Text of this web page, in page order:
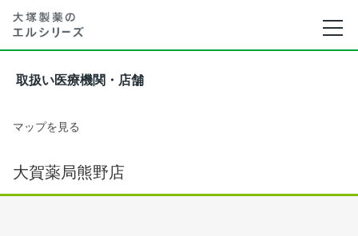
取扱い医療機関・店舗
マップを見る
大賀薬局熊野店